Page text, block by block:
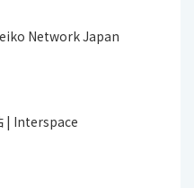
Network Japan
| Interspace